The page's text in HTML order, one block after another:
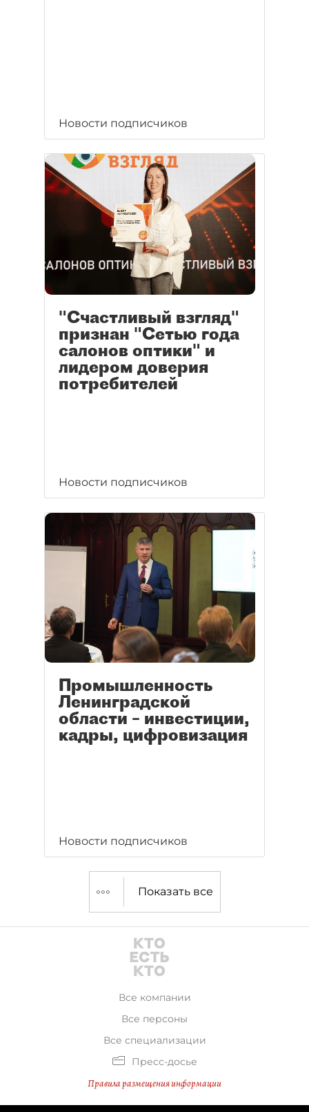
Новости подписчиков
"Счастливый взгляд"
признан "Сетью года
салонов оптики" и
лидером доверия
потребителей
Новости подписчиков
Промышленность
Ленинградской
области – инвестиции,
кадры, цифровизация
Новости подписчиков
Показать все
Все компании
Все персоны
Все специализации
Пресс-досье
Правила размещения информации